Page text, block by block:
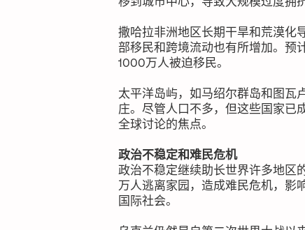
撒哈拉非洲地区长期干旱和荒漠化
部移民和跨境流动也有所增加。预
1000万人被迫移民。
太平洋岛屿，如马绍尔群岛和图瓦
庄。尽管人口不多，但这些国家已
全球讨论的焦点。
政治不稳定和难民危机
政治不稳定继续助长世界许多地区
万人逃离家园，造成难民危机，影
国际社会。